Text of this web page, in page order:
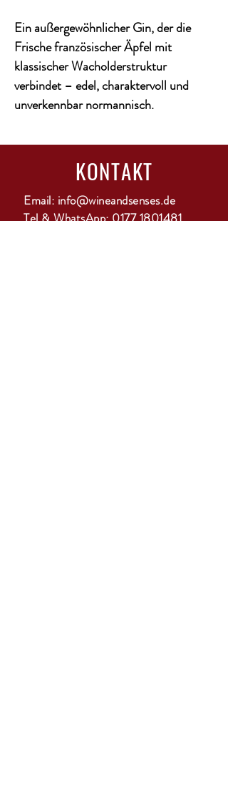
Ein außergewöhnlicher Gin, der die
Frische französischer Äpfel mit
klassischer Wacholderstruktur
verbindet – edel, charaktervoll und
unverkennbar normannisch.
KONTAKT
Email: info@wineandsenses.de
Tel & WhatsApp:0177 1801481